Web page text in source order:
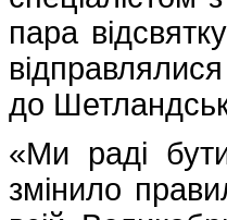
пара
до
«Ми раді
змінило